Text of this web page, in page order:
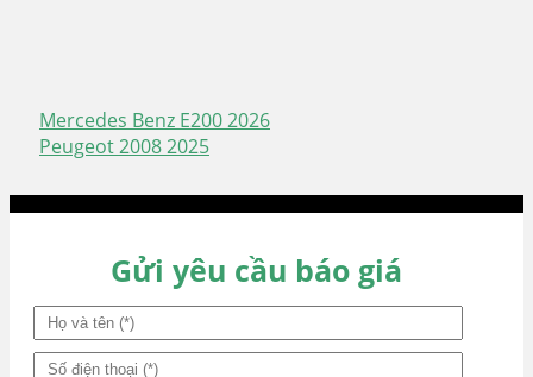
Điều
hướng
Mercedes Benz E200 2026
Peugeot 2008 2025
Gửi yêu cầu báo giá